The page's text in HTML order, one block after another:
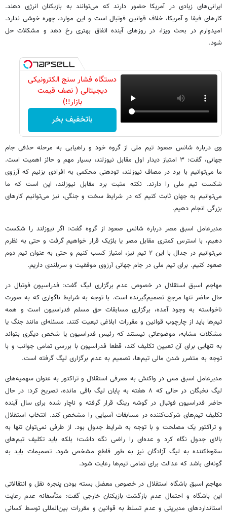
ایرانی‌های زیادی در آمریکا حضور دارند که می‌توانند به بازیکنان انرژی دهند.
کارهای فیفا و آمریکا، خلاف قوانین فوتبال است و این موارد، چهره خوشی ندارد.
امیدوارم در بحث ویزا، در روزهای آینده اتفاق بهتری رخ دهد و مشکلات حل
شود.
دستگاه فشار سنج الکترونیکی
دیجیتالی ( نصف قیمت
بازار!!)
باتخفیف بخر
وی درباره شانس صعود تیم ملی از گروه خود و راهیابی به مرحله حذفی جام
جهانی، گفت: ۳ امتیاز دیدار اول مقابل نیوزلند، بسیار مهم و حائز اهمیت است.
ما می‌توانیم با برد در مصاف نیوزلند، تودهنی محکمی به افرادی بزنیم که آرزوی
شکست تیم ملی را دارند. نکته مثبت برد مقابل نیوزلند، این است که ما
می‌توانیم به جهان ثابت کنیم که در شرایط سخت و جنگی، نیز می‌توانیم کارهای
بزرگی انجام دهیم.
مدیرعامل اسبق مصر درباره شانس صعود از گروه گفت: اگر نیوزلند را شکست
دهیم، با استرس کمتری مقابل مصر یا بلژیک قرار خواهیم گرفت و حتی به نظرم
می‌توانیم در جدال با این ۲ تیم نیز، امتیاز کسب کنیم و حتی به عنوان تیم دوم
صعود کنیم. برای تیم ملی در جام جهانی آرزوی موفقیت و سربلندی داریم.
مهاجم اسبق استقلال در خصوص عدم برگزاری لیگ گفت: فدراسیون فوتبال در
حال حاضر تنها مرجع تصمیم‌گیرنده است. با توجه به شرایط ناگواری که به صورت
ناخواسته به وجود آمده، برگزاری مسابقات حق مسلم فدراسیون است و همه
تیم‌ها باید از چارچوب قوانین و مقررات ابلاغی تبعیت کنند. مسئله‌ای مانند جنگ یا
مشکلات مشابه، موضوعاتی نیستند که رئیس فدراسیون یا شخص دیگری بتواند
به تنهایی برای آن تعیین تکلیف کند، قطعا فدراسیون با بررسی تمامی جوانب و با
توجه به متضرر شدن مالی تیم‌ها، تصمیم به عدم برگزاری لیگ گرفته است.
مدیرعامل اسبق مس در واکنش به معرفی استقلال و تراکتور به عنوان سهمیه‌های
لیگ نخبگان در حالی که ۸ هفته به پایان لیگ باقی مانده، تصریح کرد: در حال
حاضر فدراسیون فوتبال در گوشه رینگ قرار گرفته و ناچار شده برای سال آینده
تکلیف تیم‌های شرکت‌کننده در مسابقات آسیایی را مشخص کند. انتخاب استقلال
و تراکتور یک مصلحت و با توجه به شرایط جدول بود. از طرفی نمی‌توان تنها به
بالای جدول نگاه کرد و عده‌ای را راضی نگه داشت؛ بلکه باید تکلیف تیم‌های
سقوط‌کننده به لیگ آزادگان نیز به طور قاطع مشخص شود. تصمیمات باید به
گونه‌ای باشد که عدالت برای تمامی تیم‌ها رعایت شود.
مهاجم اسبق باشگاه استقلال در خصوص معضل بسته بودن پنجره نقل و انتقالاتی
این باشگاه و احتمال عدم بازگشت بازیکنان خارجی گفت: متأسفانه عدم رعایت
استانداردهای مدیریتی و عدم تسلط به قوانین و مقررات بین‌المللی توسط کسانی